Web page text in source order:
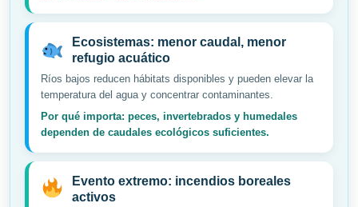
Ecosistemas: menor caudal, menor
refugio acuático
Ríos bajos reducen hábitats disponibles y pueden elevar la
temperatura del agua y concentrar contaminantes.
Por qué importa: peces, invertebrados y humedales
dependen de caudales ecológicos suficientes.
Evento extremo: incendios boreales
activos